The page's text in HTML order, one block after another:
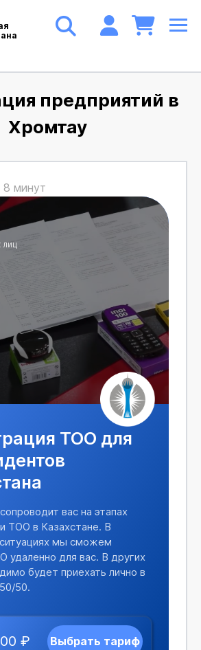
предприятий в
Хромтау
8 минут
ТОО для
вас на этапах
ТОО в Казахстане. В
мы сможем
удаленно для вас. В других
будет приехать лично в
50.
₽ Выбрать тариф